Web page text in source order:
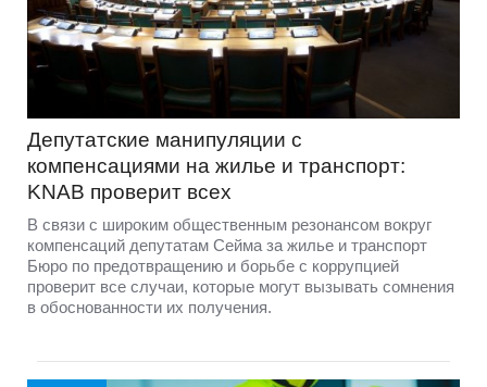
Депутатские манипуляции с
компенсациями на жилье и транспорт:
KNAB проверит всех
В связи с широким общественным резонансом вокруг
компенсаций депутатам Сейма за жилье и транспорт
Бюро по предотвращению и борьбе с коррупцией
проверит все случаи, которые могут вызывать сомнения
в обоснованности их получения.